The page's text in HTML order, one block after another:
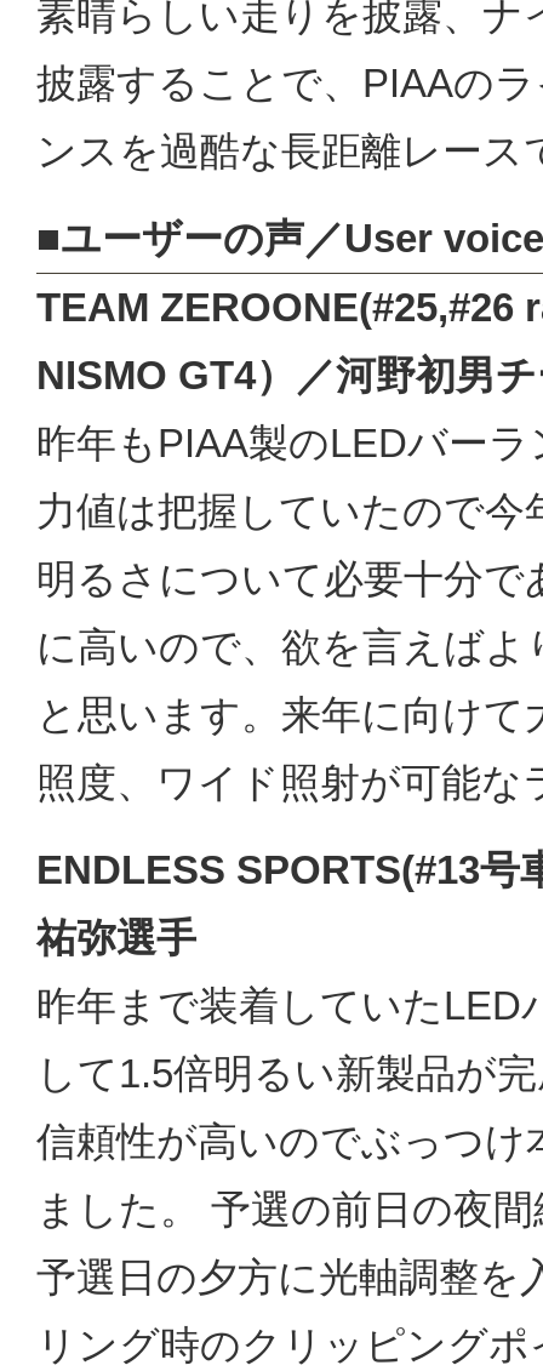
素晴らしい走りを披露、
披露することで、PIAAの
ンスを過酷な長距離レー
■ユーザーの声／User voice
TEAM
NISMO GT4）／河野初男
昨年もPIAA製のLEDバー
力値は把握していたので
明るさについて必要十分
に高いので、欲を言えば
と思います。来年に向け
照度、ワイド照射が可能
ENDLESS SPORTS(#13
祐弥選手
昨年まで装着していた
して1.5倍明るい新製品が
信頼性が高いのでぶっつ
ました。 予選の前日の夜
予選日の夕方に光軸調整を
リング時のクリッピング